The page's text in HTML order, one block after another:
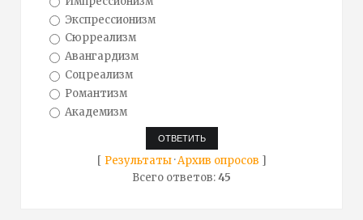
Экспрессионизм
Сюрреализм
Авангардизм
Соцреализм
Романтизм
Академизм
[ Результаты·Архив опросов ]
Всего ответов:45